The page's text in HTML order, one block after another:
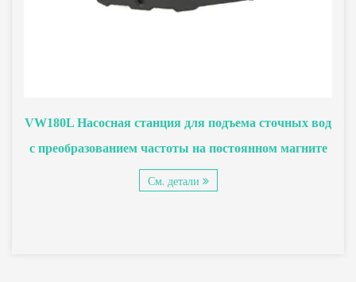
VW180L Насосная станция для подъема сточных вод
с преобразованием частоты на постоянном магните
См. детали